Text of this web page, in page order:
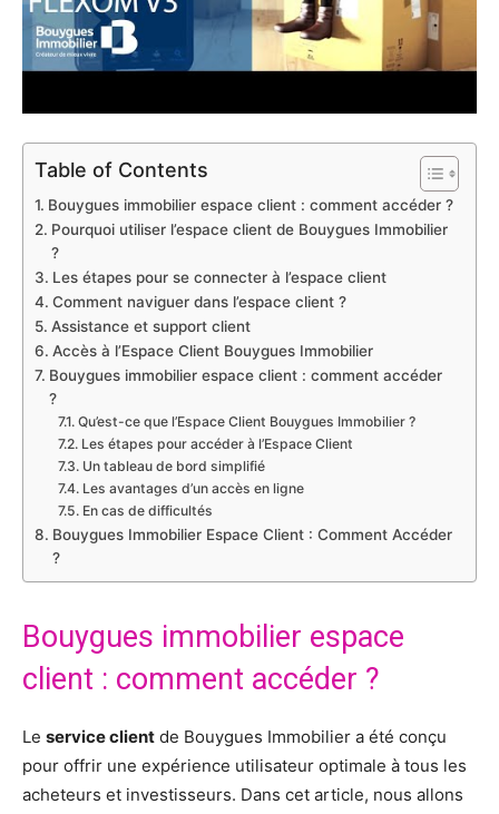
Table of Contents
Bouygues immobilier espace client : comment accéder ?
Pourquoi utiliser l’espace client de Bouygues Immobilier
?
Les étapes pour se connecter à l’espace client
Comment naviguer dans l’espace client ?
Assistance et support client
Accès à l’Espace Client Bouygues Immobilier
Bouygues immobilier espace client : comment accéder
?
Qu’est-ce que l’Espace Client Bouygues Immobilier ?
Les étapes pour accéder à l’Espace Client
Un tableau de bord simplifié
Les avantages d’un accès en ligne
En cas de difficultés
Bouygues Immobilier Espace Client : Comment Accéder
?
Bouygues immobilier espace
client : comment accéder ?
Le service client de Bouygues Immobilier a été conçu
pour offrir une expérience utilisateur optimale à tous les
acheteurs et investisseurs. Dans cet article, nous allons